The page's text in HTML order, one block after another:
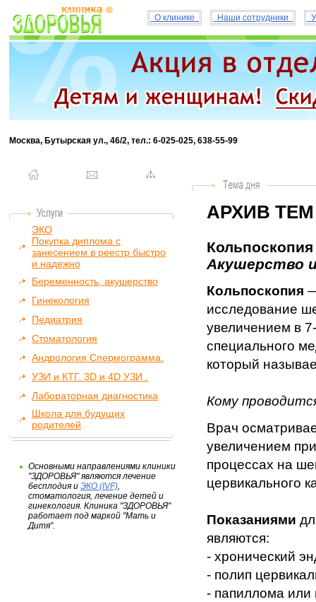
О клинике Наши сотрудники
Москва, Бутырская ул., 46/2, тел.: 6-025-025, 638-55-99
ЭКО
Покупка диплома с
занесением в реестр быстро
и надежно
Беременность, акушерство
Гинекология
Педиатрия
Стоматология
Андрология.Спермограмма.
УЗИ и КТГ. 3D и 4D УЗИ .
Лабораторная диагностика
Школа для будущих
родителей
Основными направлениями клиники
"ЗДОРОВЬЯ" являются лечение
бесплодия и ЭКО (IVF),
стоматология, лечение детей и
гинекология. Клиника "ЗДОРОВЬЯ"
работает под маркой "Мать и
Дитя".
АРХИВ ТЕМ
Акушерство
Кольпоскопия
исследование
увеличением в
специального
который
Кому
Врач
увеличением
процессах на
цервикального
Показаниями
являются:
- хронический
- полип
- папиллома